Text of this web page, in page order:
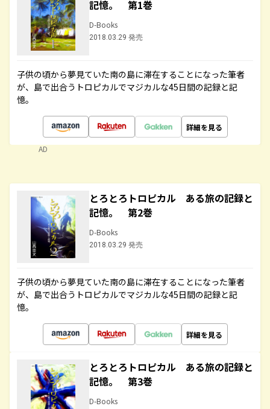
記憶。 第1巻
D-Books
2018.03.29 発売
子供の頃から夢見ていた南の島に滞在することになった筆者
が、島で出合うトロピカルでマジカルな45日間の記録と記
憶。
詳細を見る
AD
とろとろトロピカル ある旅の記録と
記憶。 第2巻
D-Books
2018.03.29 発売
子供の頃から夢見ていた南の島に滞在することになった筆者
が、島で出合うトロピカルでマジカルな45日間の記録と記
憶。
詳細を見る
とろとろトロピカル ある旅の記録と
記憶。 第3巻
D-Books